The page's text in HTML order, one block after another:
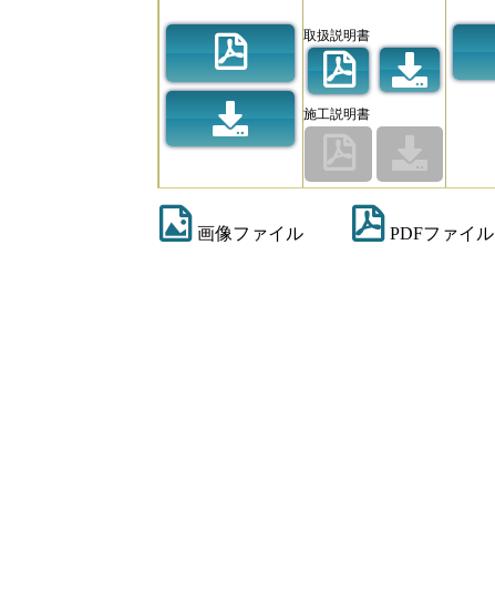
取扱説明書
施工説明書
画像ファイル PDFファイル